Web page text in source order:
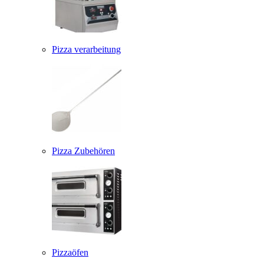
Pizza verarbeitung
Pizza Zubehören
Pizzaöfen